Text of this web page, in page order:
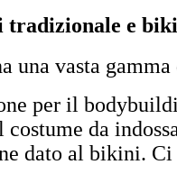
tradizionale e
una vasta
per il
costume da
dato al bikini. Ci